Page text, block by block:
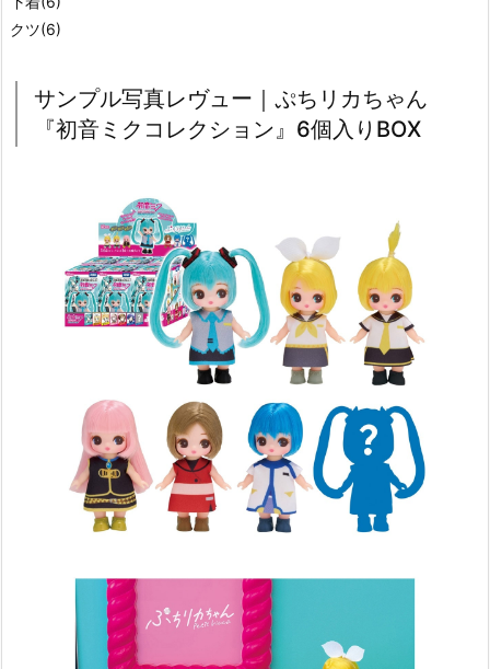
クツ(6)
サンプル写真レヴュー｜ぷちリカちゃん
『初音ミクコレクション』6個入りBOX